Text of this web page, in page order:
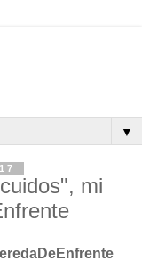
▼
mi